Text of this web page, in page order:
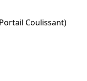
Coulissant)